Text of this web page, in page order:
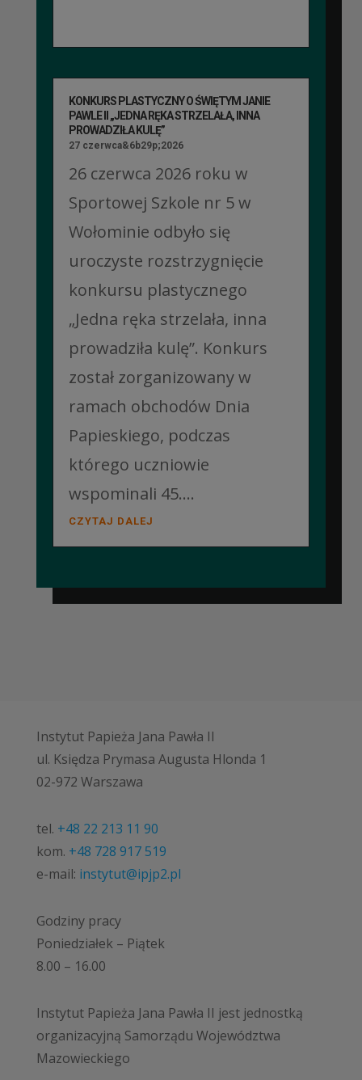
KONKURS PLASTYCZNY O ŚWIĘTYM JANIE
PAWLE II „JEDNA RĘKA STRZELAŁA, INNA
PROWADZIŁA KULĘ”
27 czerwca&6b29p;2026
26 czerwca 2026 roku w
Sportowej Szkole nr 5 w
Wołominie odbyło się
uroczyste rozstrzygnięcie
konkursu plastycznego
„Jedna ręka strzelała, inna
prowadziła kulę”. Konkurs
został zorganizowany w
ramach obchodów Dnia
Papieskiego, podczas
którego uczniowie
wspominali 45....
CZYTAJ DALEJ
Instytut Papieża Jana Pawła II
ul. Księdza Prymasa Augusta Hlonda 1
02-972 Warszawa
tel. +48 22 213 11 90
kom. +48 728 917 519
e-mail: instytut@ipjp2.pl
Godziny pracy
Poniedziałek – Piątek
8.00 – 16.00
Instytut Papieża Jana Pawła II jest jednostką
organizacyjną Samorządu Województwa
Mazowieckiego